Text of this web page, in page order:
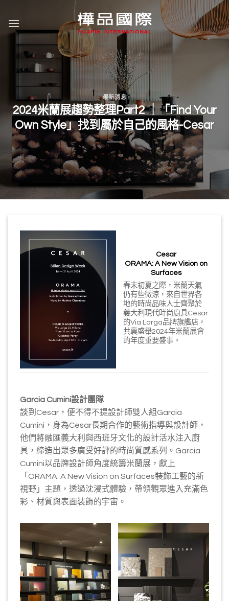
content
最新消息
2024米蘭展趨勢整理Part2 ｜「Find Your
Own Style」找到屬於自己的風格-Cesar
Cesar
ORAMA: A New Vision on
Surfaces
春末初夏之際，米蘭天氣
仍有些微涼，來自世界各
地的時尚品味人士齊聚於
義大利現代時尚廚具Cesar
的Via Larga品牌旗艦店，
共襄盛舉2024年米蘭展會
的年度重要盛事。
Garcia Cumini設計團隊
談到Cesar，便不得不提設計師雙人組Garcia
Cumini，身為Cesar長期合作的藝術指導與設計師，
他們將融匯義大利與西班牙文化的設計活水注入廚
具，締造出眾多廣受好評的時尚質感系列。Garcia
Cumini以品牌設計師角度統籌米蘭展，獻上
「ORAMA: A New Vision on Surfaces裝飾工藝的新
視野」主題，透過沈浸式體驗，帶領觀眾進入充滿色
彩、材質與表面裝飾的宇宙。